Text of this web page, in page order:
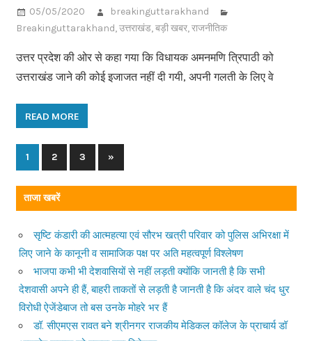
05/05/2020
breakinguttarakhand
Breakinguttarakhand,उत्तराखंड,बड़ी खबर,राजनीतिक
उत्तर प्रदेश की ओर से कहा गया कि विधायक अमनमणि त्रिपाठी को
उत्तराखंड जाने की कोई इजाजत नहीं दी गयी, अपनी गलती के लिए वे
READ MORE
Posts
navigation
1 2 3
Next
Posts
»
ताजा खबरें
सृष्टि कंडारी की आत्महत्या एवं सौरभ खत्री परिवार को पुलिस अभिरक्षा में
लिए जाने के कानूनी व सामाजिक पक्ष पर अति महत्वपूर्ण विश्लेषण
भाजपा कभी भी देशवासियों से नहीं लड़ती क्योंकि जानती है कि सभी
देशवासी अपने ही हैं, बाहरी ताकतों से लड़ती है जानती है कि अंदर वाले चंद धुर
विरोधी ऐजेंडेबाज तो बस उनके मोहरे भर हैं
डॉ. सीएमएस रावत बने श्रीनगर राजकीय मेडिकल कॉलेज के प्राचार्य डॉ